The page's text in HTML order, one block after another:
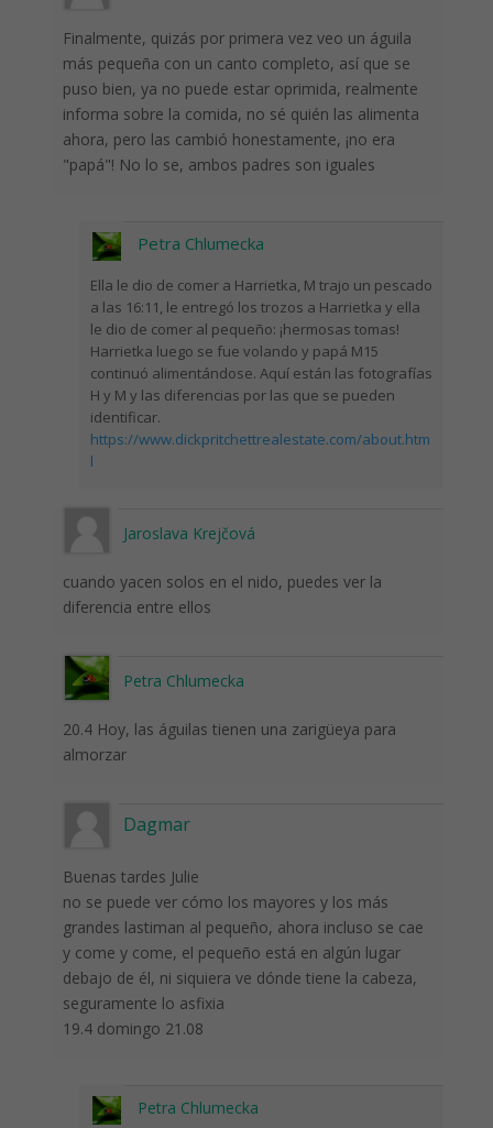
Finalmente, quizás por primera vez veo un águila
más pequeña con un canto completo, así que se
puso bien, ya no puede estar oprimida, realmente
informa sobre la comida, no sé quién las alimenta
ahora, pero las cambió honestamente, ¡no era
"papá"! No lo se, ambos padres son iguales
Petra Chlumecka
Ella le dio de comer a Harrietka, M trajo un pescado
a las 16:11, le entregó los trozos a Harrietka y ella
le dio de comer al pequeño: ¡hermosas tomas!
Harrietka luego se fue volando y papá M15
continuó alimentándose. Aquí están las fotografías
H y M y las diferencias por las que se pueden
identificar.
https://www.dickpritchettrealestate.com/about.htm
l
Jaroslava Krejčová
cuando yacen solos en el nido, puedes ver la
diferencia entre ellos
Petra Chlumecka
20.4 Hoy, las águilas tienen una zarigüeya para
almorzar
Dagmar
Buenas tardes Julie
no se puede ver cómo los mayores y los más
grandes lastiman al pequeño, ahora incluso se cae
y come y come, el pequeño está en algún lugar
debajo de él, ni siquiera ve dónde tiene la cabeza,
seguramente lo asfixia
19.4 domingo 21.08
Petra Chlumecka